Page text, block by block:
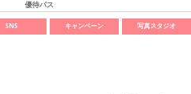
優待パス
SNS キャンペーン 写真スタジオ